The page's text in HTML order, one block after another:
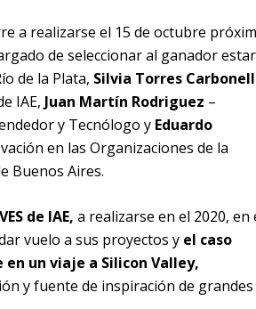
a realizarse el 15 de octubre
de seleccionar al ganador
de la Plata, Silvia Torres Carbonell
IAE, Juan Martín Rodriguez –
y Tecnólogo y Eduardo
en las Organizaciones de la
Buenos Aires.
de IAE, a realizarse en el 2020, en
vuelo a sus proyectos y el caso
un viaje a Silicon Valley,
y fuente de inspiración de grandes